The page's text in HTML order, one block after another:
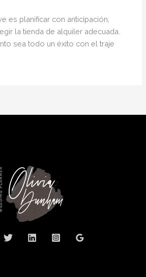
es planificar con anticipación,
la tienda de alquiler adecuada.
sea todo un éxito con el traje